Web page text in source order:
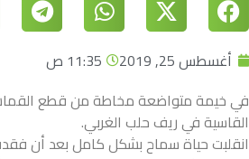
أغسطس 25, 2019
11:35 ص
في خيمة متواضعة مخاطة من قطع القماش
القاسية في ريف حلب الغربي.
انقلبت حياة سماح بشكل كامل بعد أن